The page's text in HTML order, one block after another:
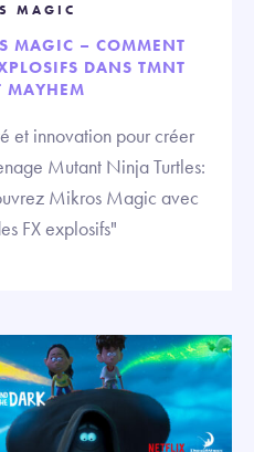
MAGIC
MAGIC – COMMENT
DANS TMNT
MAYHEM
et innovation pour créer
Mutant Ninja Turtles:
Mikros Magic avec
FX explosifs"